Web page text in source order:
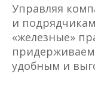
Управляя
и
«железные»
удобным и